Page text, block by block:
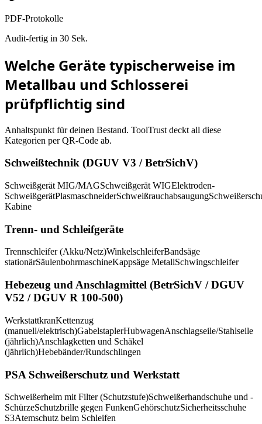
PDF-Protokolle
Audit-fertig in 30 Sek.
Welche Geräte typischerweise im
Metallbau und Schlosserei
prüfpflichtig sind
Anhaltspunkt für deinen Bestand. ToolTrust deckt all diese
Kategorien per QR-Code ab.
Schweißtechnik (DGUV V3 / BetrSichV)
Schweißgerät MIG/MAGSchweißgerät WIGElektroden-
SchweißgerätPlasmaschneiderSchweißrauchabsaugung
Kabine
Trenn- und Schleifgeräte
Trennschleifer (Akku/Netz)WinkelschleiferBandsäge
stationärSäulenbohrmaschineKappsäge MetallSchwingschleifer
Hebezeug und Anschlagmittel (BetrSichV / DGUV
V52 / DGUV R 100-500)
WerkstattkranKettenzug
(manuell/elektrisch)GabelstaplerHubwagenAnschlagseile/Stahlseile
(jährlich)Anschlagketten und Schäkel
(jährlich)Hebebänder/Rundschlingen
PSA Schweißerschutz und Werkstatt
Schweißerhelm mit Filter (Schutzstufe)Schweißerhandschuhe und -
SchürzeSchutzbrille gegen FunkenGehörschutzSicherheitsschuhe
S3Atemschutz beim Schleifen